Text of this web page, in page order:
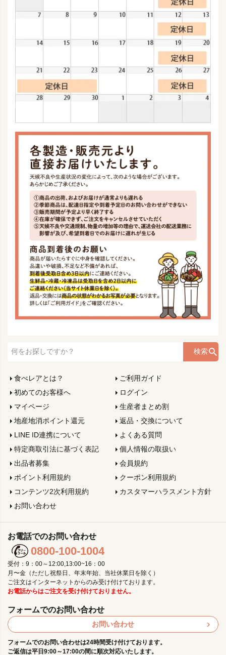
検索
食べレアとは？
ご利用ガイド
初めてのお客様へ
ログイン
マイページ
生産者まとめ割
地産地消ポイント還元
返品・交換について
LINE ID連携について
よくある質問
特定商取引法に基づく表記
個人情報の取扱い
出品者募集
会員規約
ポイント利用規約
クーポン利用規約
コンテンツ2次利用規約
カスタマーハラスメント方針
お問い合わせ
お電話でのお問い合わせ
0800-100-1004
受付：9：00～12:00,13:00~16：00
月〜金（ただし祝祭日、年末年始、当社休業日を除く）
ご注文はインターネットからのみ受け付けております。
お電話からはご注文を受け付けておりません。
フォームでのお問い合わせ
お問い合わせ
フォームでのお問い合わせは24時間受け付けております。
ご返信は平日9:00～17:00の間に順次対応いたします。